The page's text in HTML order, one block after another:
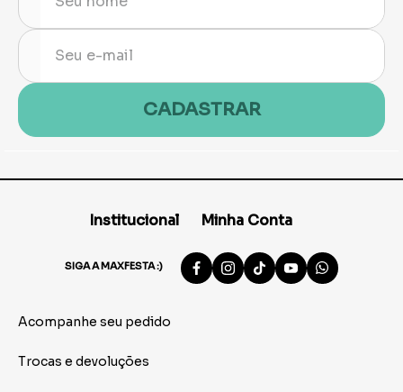
CADASTRAR
Institucional Minha Conta
SIGA A MAXFESTA :)
Acompanhe seu pedido
Trocas e devoluções